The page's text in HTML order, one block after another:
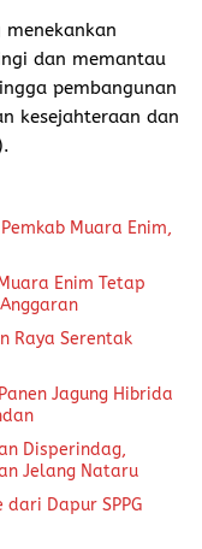
menekankan
dan memantau
pembangunan
kesejahteraan dan
Muara Enim,
Enim Tetap
Raya Serentak
Jagung Hibrida
Disperindag,
Jelang Nataru
Dapur SPPG